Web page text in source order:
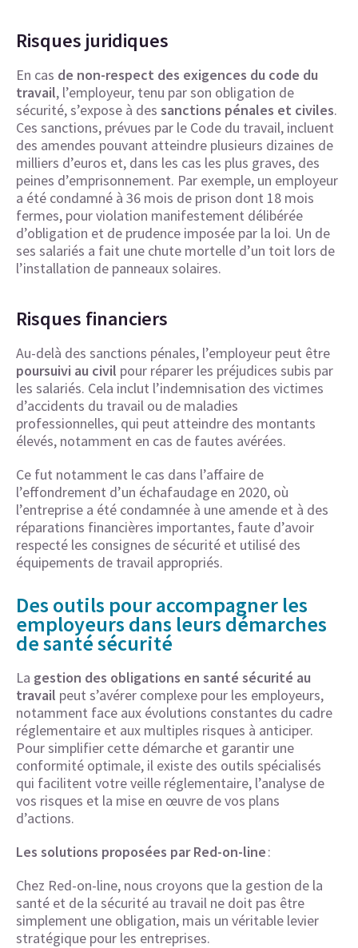
Risques juridiques
En cas de non-respect des exigences du code du
travail, l’employeur, tenu par son obligation de
sécurité, s’expose à des sanctions pénales et civiles.
Ces sanctions, prévues par le Code du travail, incluent
des amendes pouvant atteindre plusieurs dizaines de
milliers d’euros et, dans les cas les plus graves, des
peines d’emprisonnement. Par exemple, un employeur
a été condamné à 36 mois de prison dont 18 mois
fermes, pour violation manifestement délibérée
d’obligation et de prudence imposée par la loi. Un de
ses salariés a fait une chute mortelle d’un toit lors de
l’installation de panneaux solaires.
Risques financiers
Au-delà des sanctions pénales, l’employeur peut être
poursuivi au civil pour réparer les préjudices subis par
les salariés. Cela inclut l’indemnisation des victimes
d’accidents du travail ou de maladies
professionnelles, qui peut atteindre des montants
élevés, notamment en cas de fautes avérées.
Ce fut notamment le cas dans l’affaire de
l’effondrement d’un échafaudage en 2020, où
l’entreprise a été condamnée à une amende et à des
réparations financières importantes, faute d’avoir
respecté les consignes de sécurité et utilisé des
équipements de travail appropriés.
Des outils pour accompagner les
employeurs dans leurs démarches
de santé sécurité
La gestion des obligations en santé sécurité au
travail peut s’avérer complexe pour les employeurs,
notamment face aux évolutions constantes du cadre
réglementaire et aux multiples risques à anticiper.
Pour simplifier cette démarche et garantir une
conformité optimale, il existe des outils spécialisés
qui facilitent votre veille réglementaire, l’analyse de
vos risques et la mise en œuvre de vos plans
d’actions.
Les solutions proposées par Red-on-line:
Chez Red-on-line, nous croyons que la gestion de la
santé et de la sécurité au travail ne doit pas être
simplement une obligation, mais un véritable levier
stratégique pour les entreprises.